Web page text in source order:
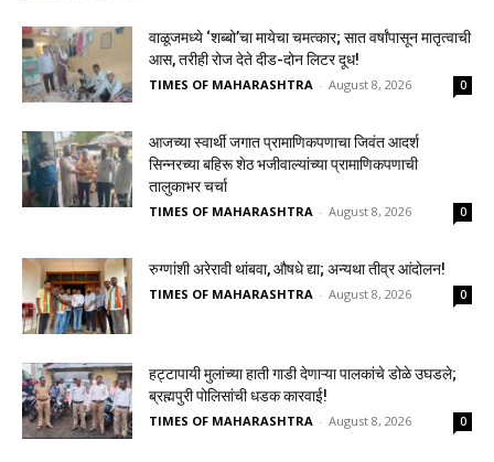
वाळूजमध्ये ‘शब्बो’चा मायेचा चमत्कार; सात वर्षांपासून मातृत्वाची
आस, तरीही रोज देते दीड-दोन लिटर दूध!
TIMES OF MAHARASHTRA - August 8, 2026 0
आजच्या स्वार्थी जगात प्रामाणिकपणाचा जिवंत आदर्श
सिन्नरच्या बहिरू शेठ भजीवाल्यांच्या प्रामाणिकपणाची
तालुकाभर चर्चा
TIMES OF MAHARASHTRA - August 8, 2026 0
रुग्णांशी अरेरावी थांबवा, औषधे द्या; अन्यथा तीव्र आंदोलन!
TIMES OF MAHARASHTRA - August 8, 2026 0
हट्टापायी मुलांच्या हाती गाडी देणाऱ्या पालकांचे डोळे उघडले;
ब्रह्मपुरी पोलिसांची धडक कारवाई!
TIMES OF MAHARASHTRA - August 8, 2026 0